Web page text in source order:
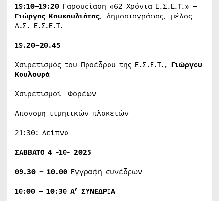
19:10–19:20 Παρουσίαση «62 Χρόνια Ε.Σ.Ε.Τ.» –
Γιώργος Κουκουλιάτας, δημοσιογράφος, μέλος
Δ.Σ. Ε.Σ.Ε.Τ.
19.20–20.45
Χαιρετισμός του Προέδρου της Ε.Σ.Ε.Τ., Γιώργου
Κουλουρά
Χαιρετισμοί Φορέων
Απονομή τιμητικών πλακετών
21:30: Δείπνο
ΣΑΒΒΑΤΟ 4 -10- 2025
09.30 – 10.00 Εγγραφή συνέδρων
10:00 – 10:30 Α’ ΣΥΝΕΔΡΙΑ